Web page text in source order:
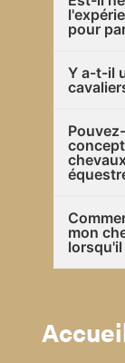
pour
Y a-t-il
mon